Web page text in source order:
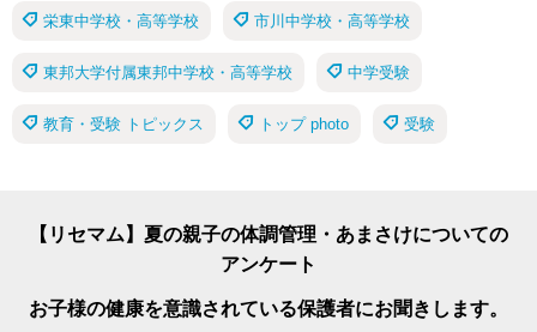
栄東中学校・高等学校 市川中学校・高等学校
東邦大学付属東邦中学校・高等学校 中学受験
教育・受験 トピックス トップ photo 受験
【リセマム】夏の親子の体調管理・あまさけについての
アンケート
お子様の健康を意識されている保護者にお聞きします。